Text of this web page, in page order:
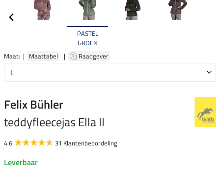
PASTEL
GROEN
Maat: | Maattabel | Raadgever
Felix Bühler
teddyfleecejas Ella II
4.6 31 Klantenbeoordeling
Leverbaar